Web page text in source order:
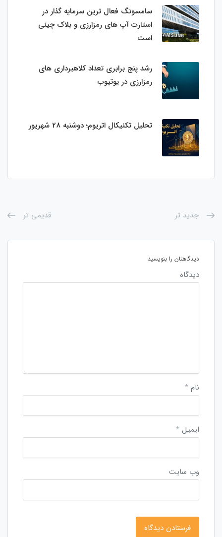
سامسونگ فعال‌ ترین سرمایه‌ گذار در
استارت‌ آپ‌ های رمزارزی و بلاک چینی
است
رشد پنج برابری تعداد کلاهبرداری های
رمزارزی در یوتیوب
تحلیل تکنیکال اتریوم؛ دوشنبه 28 شهریور
جدید تر قدیمی تر
دیدگاهتان را بنویسید
دیدگاه
نام *
ایمیل *
وب‌ سایت